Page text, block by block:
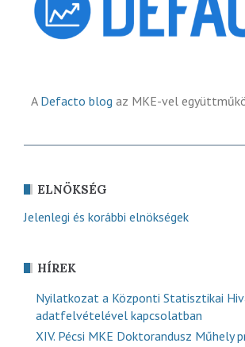
A Defacto blog az MKE-vel
ELNÖKSÉG
Jelenlegi és korábbi elnökségek
HÍREK
Nyilatkozat a Központi Statisztikai
adatfelvételével kapcsolatban
XIV. Pécsi MKE Doktorandusz Műhely